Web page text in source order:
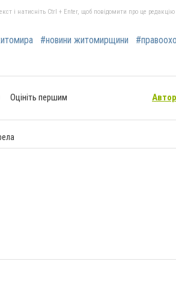
і натисніть Ctrl + Enter, щоб повідомити про це редакцію
#новини житомирщини
Оцініть першим